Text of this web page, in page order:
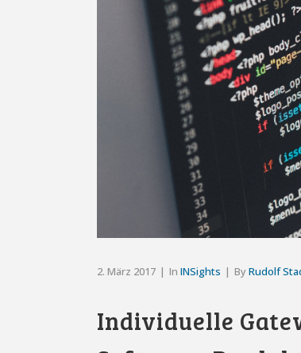
2. März 2017 In INSights ByRudolf
Individuelle